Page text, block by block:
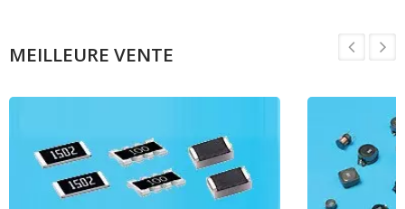
MEILLEURE VENTE